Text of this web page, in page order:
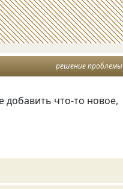
решение проблемы
что-то новое,